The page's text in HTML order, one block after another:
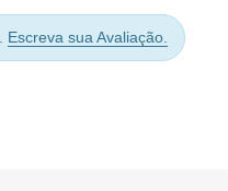
Escreva sua Avaliação.